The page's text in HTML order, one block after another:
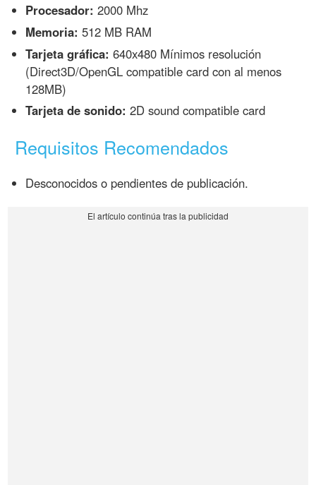
Procesador: 2000 Mhz
Memoria: 512 MB RAM
Tarjeta gráfica: 640x480 Mínimos resolución
(Direct3D/OpenGL compatible card con al menos
128MB)
Tarjeta de sonido: 2D sound compatible card
Requisitos Recomendados
Desconocidos o pendientes de publicación.